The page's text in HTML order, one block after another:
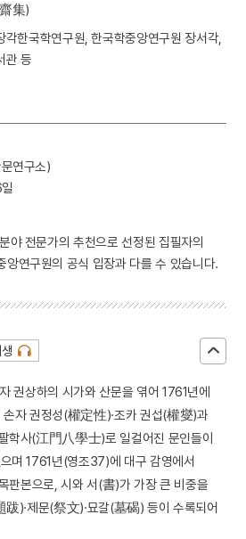
集)
각한국학연구원, 한국학중앙연구원 장서각,
관 등
연구소)
야 전문가의 추천으로 선정된 집필자의
앙연구원의 공식 입장과 다를 수 있습니다.
자 권상하의 시가와 산문을 엮어 1761년에
손자 권정성(權定性)·조카 권섭(權燮)과
학사(江門八學士)로 일컬어진 문인들이
며 1761년(영조37)에 대구 감영에서
판본으로, 시와 서(書)가 가장 큰 비중을
跋)·제문(祭文)·묘갈(墓碣) 등이 수록되어